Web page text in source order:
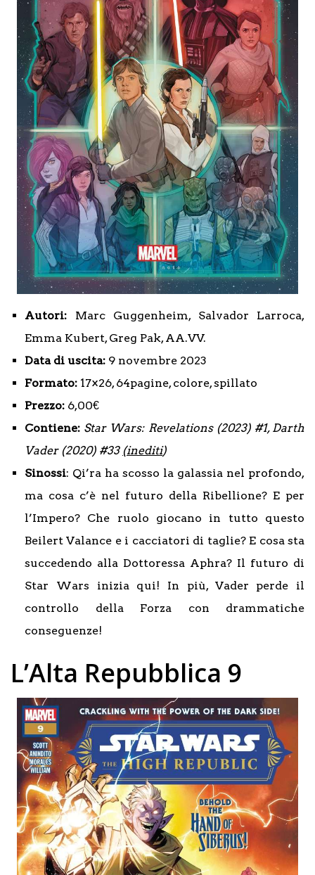
Autori: Marc Guggenheim, Salvador Larroca,
Emma Kubert, Greg Pak, AA.VV.
Data di uscita: 9 novembre 2023
Formato: 17×26, 64pagine, colore, spillato
Prezzo: 6,00€
Contiene: Star Wars: Revelations (2023) #1, Darth
Vader (2020) #33 (inediti)
Sinossi: Qi’ra ha scosso la galassia nel profondo,
ma cosa c’è nel futuro della Ribellione? E per
l’Impero? Che ruolo giocano in tutto questo
Beilert Valance e i cacciatori di taglie? E cosa sta
succedendo alla Dottoressa Aphra? Il futuro di
Star Wars inizia qui! In più, Vader perde il
controllo della Forza con drammatiche
conseguenze!
L’Alta Repubblica 9